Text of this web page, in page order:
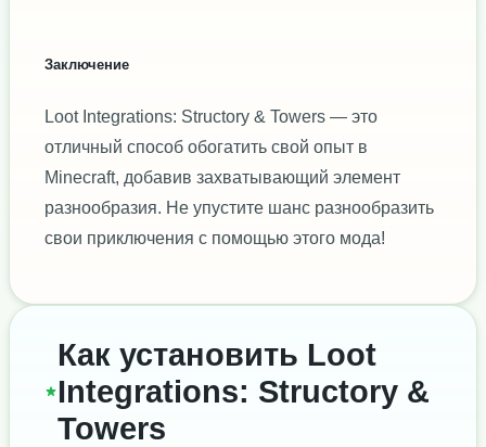
Заключение
Loot Integrations: Structory & Towers — это
отличный способ обогатить свой опыт в
Minecraft, добавив захватывающий элемент
разнообразия. Не упустите шанс разнообразить
свои приключения с помощью этого мода!
Как установить Loot
Integrations: Structory &
Towers